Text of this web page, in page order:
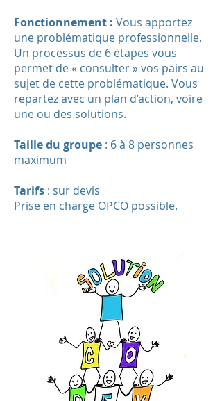
Fonctionnement : Vous apportez
une problématique professionnelle.
Un processus de 6 étapes vous
permet de « consulter » vos pairs au
sujet de cette problématique. Vous
repartez avec un plan d’action, voire
une ou des solutions.
Taille du groupe : 6 à 8 personnes
maximum
Tarifs : sur devis
Prise en charge OPCO possible.